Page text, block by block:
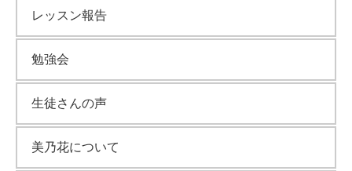
レッスン報告
勉強会
生徒さんの声
美乃花について